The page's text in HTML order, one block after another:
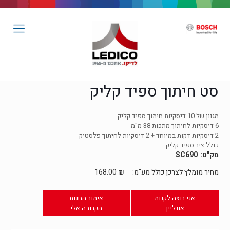
סט חיתוך ספיד קליק
מגוון של 10 דיסקיות חיתוך ספיד קליק
6 דיסקיות לחיתוך מתכות 38 מ"מ
2 דיסקיות דקות במיוחד + 2 דיסקיות לחיתוך פלסטיק
כולל ציר ספיד קליק
SC690
מחיר מומלץ לצרכן כולל מע"מ:
168.00 ₪
אני רוצה לקנות
אונליין
איתור החנות
הקרובה אלי